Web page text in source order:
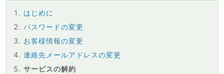
はじめに
パスワードの変更
お客様情報の変更
連絡先メールアドレスの変更
サービスの解約